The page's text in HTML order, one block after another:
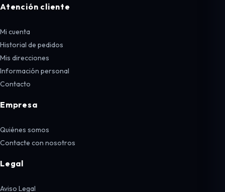
Atención cliente
Mi cuenta
Historial de pedidos
Mis direcciones
Información personal
Contacto
Empresa
Quiénes somos
Contacte con nosotros
Legal
Aviso Legal